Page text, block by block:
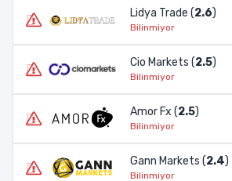
Lidya Trade (2.6)
Bilinmiyor
Cio Markets (2.5)
Bilinmiyor
Amor Fx (2.5)
Bilinmiyor
Gann Markets (2.4)
Bilinmiyor